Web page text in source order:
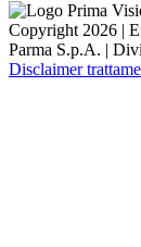
Copyright 2026 |
Parma S.p.A. |
Disclaimer